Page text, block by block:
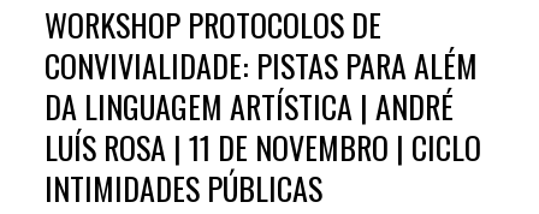
WORKSHOP PROTOCOLOS DE
CONVIVIALIDADE: PISTAS PARA ALÉM
DA LINGUAGEM ARTÍSTICA | ANDRÉ
LUÍS ROSA | 11 DE NOVEMBRO | CICLO
INTIMIDADES PÚBLICAS